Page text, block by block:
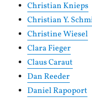
Christian Knieps
Christian Y.
Christine Wiesel
Clara Fieger
Claus Caraut
Dan Reeder
Daniel Rapoport